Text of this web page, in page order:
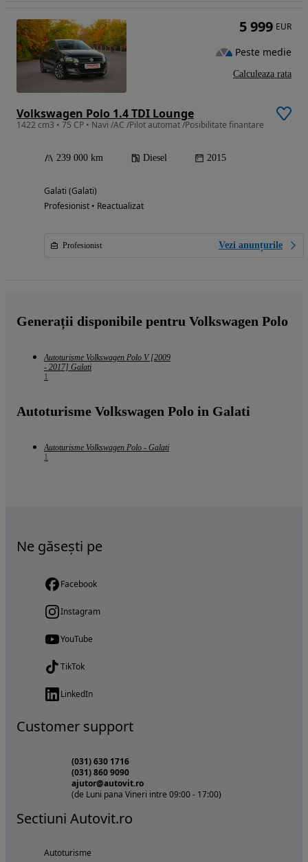
Volkswagen Polo 1.4 TDI Lounge
1422 cm3 • 75 CP • Navi /AC /Pilot automat /Posibilitate finantare
239 000 km Diesel 2015
Galati (Galati)
Profesionist • Reactualizat
Profesionist Vezi anunțurile
5 999 EUR
Peste medie
Calculeaza rata
Generații disponibile pentru Volkswagen Polo
Autoturisme Volkswagen Polo V [2009
- 2017] Galati
1
Autoturisme Volkswagen Polo in Galati
Autoturisme Volkswagen Polo - Galati
1
Ne găsești pe
Facebook
Instagram
YouTube
TikTok
LinkedIn
Customer support
(031) 630 1716
(031) 860 9090
ajutor@autovit.ro
(de Luni pana Vineri intre 09:00 - 17:00)
Sectiuni Autovit.ro
Autoturisme